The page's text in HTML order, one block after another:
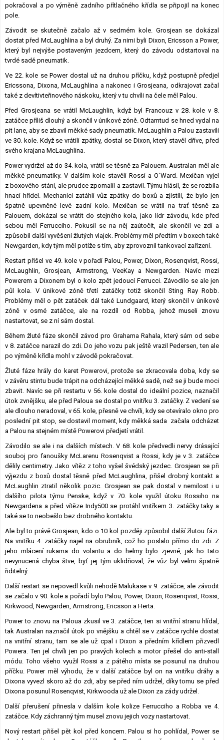
pokračoval a po výměně zadního přítlačného křídla se připojil na konec
pole.
Závodit se skutečně začalo až v sedmém kole. Grosjean se dokázal
dostat před McLaughlina a byl druhý. Za nimi byli Dixon, Ericsson a Power,
který byl nejvýše postaveným jezdcem, který do závodu odstartoval na
tvrdé sadě pneumatik.
Ve 22. kole se Power dostal už na druhou příčku, když postupně předjel
Ericssona, Dixona, McLaughlina a nakonec i Grosjeana, odkrajovat začal
také z devítivteřinového náskoku, který v tu chvíli na čele měl Palou.
Před Grosjeana se vrátil McLaughlin, když byl Francouz v 28. kole v 8.
zatáčce příliš dlouhý a skončil v únikové zóně. Odtamtud se hned vydal na
pit lane, aby se zbavil měkké sady pneumatik. McLaughlin a Palou zastavili
ve 30. kole. Když se vrátili zpátky, dostal se Dixon, který stavěl dříve, před
svého krajana McLaughlina.
Power vydržel až do 34. kola, vrátil se těsně za Palouem. Australan měl ale
měkké pneumatiky. V dalším kole stavěli Rossi a O´Ward. Mexičan vyjel
z boxového stání, ale prudce zpomalil a zastavil. Týmu hlásil, že se rozbila
hnací hřídel. Mechanici zatáhli vůz zpátky do boxů a zjistili, že bylo jen
špatně upevněné levé zadní kolo. Mexičan se vrátil na trať těsně za
Palouem, dokázal se vrátit do stejného kola, jako lídr závodu, kde před
sebou měl Ferrucciho. Pokusil se na něj zaútočit, ale skončil ve zdi a
způsobil další vyvěšení žlutých vlajek. Problémy měl předtím v boxech také
Newgarden, kdy tým měl potíže s tím, aby zprovoznil tankovací zařízení.
Restart přišel ve 49. kole v pořadí Palou, Power, Dixon, Rosenqvist, Rossi,
McLaughlin, Grosjean, Armstrong, VeeKay a Newgarden. Navíc mezi
Powerem a Dixonem byl o kolo zpět jedoucí Ferrucci. Závodilo se ale jen
půl kola. V únikové zóně třetí zatáčky totiž skončil Sting Ray Robb.
Problémy měl o pět zatáček dál také Lundgaard, který skončil v únikové
zóně v osmé zatáčce, ale na rozdíl od Robba, jehož museli znovu
nastartovat, se z ní sám dostal.
Během žluté fáze skončil závod pro Grahama Rahala, který sám od sebe
v 8. zatáčce narazil do zdi. Do jeho vozu pak ještě vrazil Pedersen, ten ale
po výměně křídla mohl v závodě pokračovat.
Žluté fáze hrály do karet Powerovi, protože se zkracovala doba, kdy se
v závěru stintu bude trápit na odcházející měkké sadě, než se ji bude moci
zbavit. Navíc se při restartu v 56. kole dostal do ideální pozice, naznačil
útok zvnějšku, ale před Paloua se dostal po vnitřku 3. zatáčky. Z vedení se
ale dlouho neradoval, v 65. kole, přesně ve chvíli, kdy se otevíralo okno pro
poslední pit stop, se dostavil moment, kdy měkká sada začala odcházet
a Palou na stejném místě Powerovi předjetí vrátil.
Závodilo se ale i na dalších místech. V 68. kole předvedli nervy drásající
souboj pro fanoušky McLarenu Rosenqvist a Rossi, kdy je v 3. zatáčce
dělily centimetry. Jako vítěz z toho vyšel švédský jezdec. Grosjean se při
výjezdu z boxů dostal těsně před McLaughlina, přišel drobný kontakt a
McLaughlin ztratil několik pozic. Grosjean se pak dostal v nemilost i u
dalšího pilota týmu Penske, když v 70. kole využil útoku Rossiho na
Newgardena a před vítěze Indy500 se protáhl vnitřkem 3. zatáčky taky a
také se to neobešlo bez drobného kontaktu.
Ale byl to právě Grosjean, kdo o 10 kol později způsobil další žlutou fázi.
Na vnitřku 4. zatáčky najel na obrubník, což ho poslalo přímo do zdi. Z
jeho mlácení rukama do volantu a do helmy bylo zjevné, jak ho tato
nevynucená chyba štve, byť jej tým uklidňoval, že vůz byl velmi špatně
řiditelný.
Další restart se nepovedl kvůli nehodě Malukase v 9. zatáčce, ale závodit
se začalo v 90. kole a pořadí bylo Palou, Power, Dixon, Rosenqvist, Rossi,
Kirkwood, Newgarden, Armstrong, Ericsson a Herta.
Power to znovu na Paloua zkusil ve 3. zatáčce, ten si vnitřní stranu hlídal,
tak Australan naznačil útok po vnějšku a chtěl se v zatáčce rychle dostat
na vnitřní stranu, tam se ale už cpal i Dixon a předním křídlem přizvedl
Powera. Ten jel chvíli jen po pravých kolech a motor přešel do anti-stall
módu. Toho všeho využil Rossi a z pátého místa se posunul na druhou
příčku. Power měl výhodu, že v další zatáčce byl on na vnitřku dráhy a
Dixona vyvezl skoro až do zdi, aby se před ním udržel, díky tomu se před
Dixona posunul Rosenqvist, Kirkwooda už ale Dixon za zády udržel.
Další přerušení přinesla v dalším kole kolize Ferrucciho a Robba ve 4.
zatáčce. Kdy záchranný tým musel znovu jejich vozy nastartovat.
Nový restart přišel pět kol před koncem. Palou si ho pohlídal, Power se